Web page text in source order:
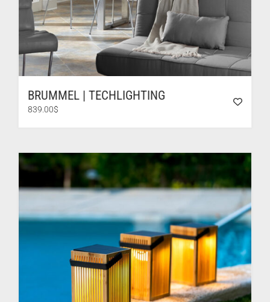
BRUMMEL | TECHLIGHTING
839.00$